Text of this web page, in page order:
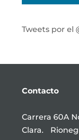
Tweets por el
Contacto
Carrera 60A
Clara.